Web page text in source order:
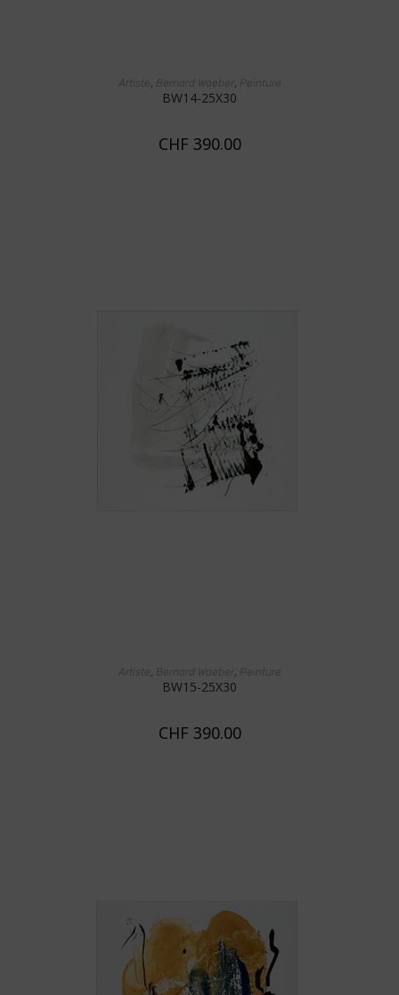
AJOUTER AU PANIER
Artiste, Bernard Waeber , Peinture
BW14-25X30
CHF 390.00
AJOUTER AU PANIER
Artiste, Bernard Waeber , Peinture
BW15-25X30
CHF 390.00